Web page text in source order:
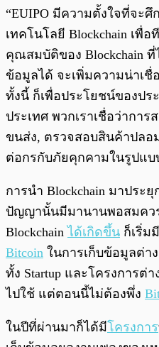
“EUIPO มีความตั้งใจที่จะ
เทคโนโลยี Blockchain เพื่
คุณสมบัติของ Blockchain
ข้อมูลได้ จะเพิ่มความน่าเชื่
ทั้งนี้ ก็เพื่อประโยชน์ของป
ประเทศ พวกเราเชื่อว่ากา
ขนส่ง, ตรวจสอบสินค้าปลอ
ต่อกรกับภัยคุกคามในรูปแบ
การนำ Blockchain มาปร
ปัญญานั้นมีมานานพอสมคว
Blockchain ได้เกิดขึ้น ก็เริ่ม
Bitcoin ในการเก็บข้อมูลต่า
ทั้ง Startup และโครงการต่
ไปใช้ แต่ตอนนี้ไม่ต้องพึ่ง
ในปีที่ผ่านมาก็ได้มีโครงการ